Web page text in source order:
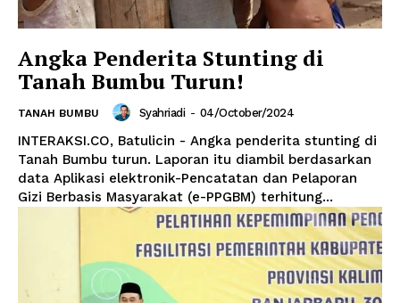
Angka Penderita Stunting di
Tanah Bumbu Turun!
TANAH BUMBU Syahriadi - 04/October/2024
INTERAKSI.CO, Batulicin - Angka penderita stunting di
Tanah Bumbu turun. Laporan itu diambil berdasarkan
data Aplikasi elektronik-Pencatatan dan Pelaporan
Gizi Berbasis Masyarakat (e-PPGBM) terhitung...